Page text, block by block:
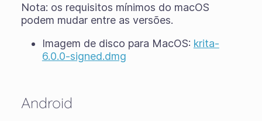
Nota: os requisitos mínimos do macOS
podem mudar entre as versões.
Imagem de disco para MacOS: krita-
6.0.0-signed.dmg
Android